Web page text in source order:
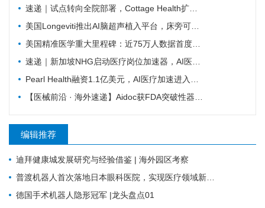
速递｜试点转向全院部署，Cottage Health扩大AI医疗虚拟护理合作
美国Longeviti推出AI脑超声植入平台，床旁可完成颅内实时成像
美国精准医学重大里程碑：近75万人数据首度开放
速递｜新加坡NHG启动医疗岗位加速器，AI医疗进入岗位重构阶段
Pearl Health融资1.1亿美元，AI医疗加速进入医保控费核心环节
【医械前沿 · 海外速递】Aidoc获FDA突破性器械认定，AI大模型覆盖数十种急症
编辑推荐
迪拜健康城发展研究与经验借鉴 | 海外园区考察
普渡机器人首次落地日本眼科医院，实现医疗领域新突破
德国手术机器人隐形冠军 |龙头盘点01